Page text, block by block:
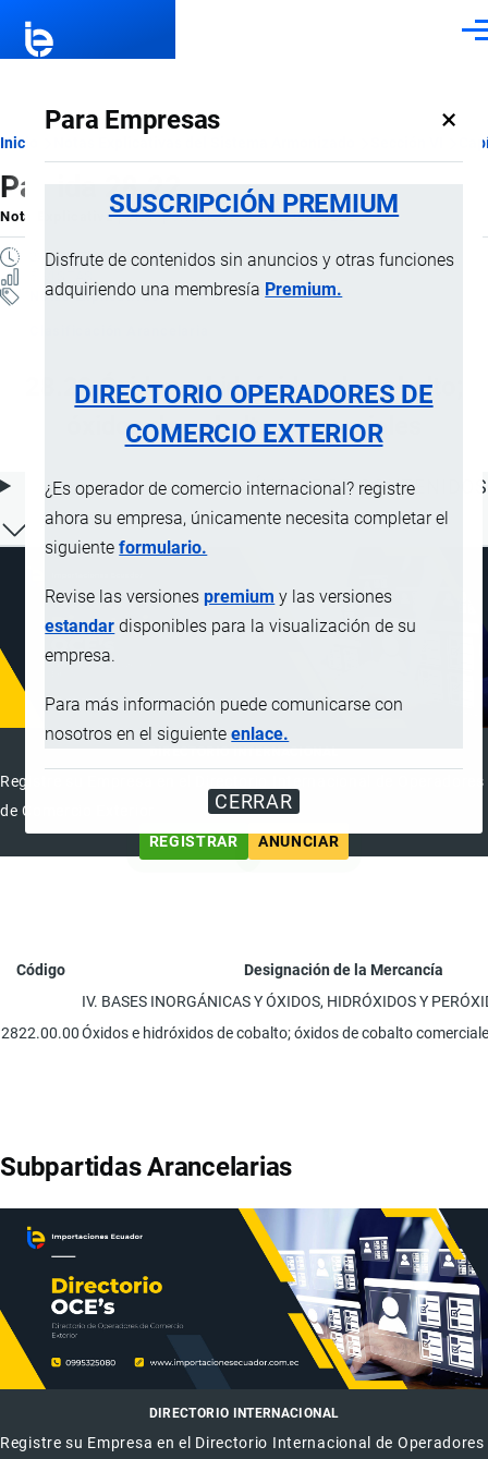
Para Empresas ×
SUSCRIPCIÓN PREMIUM
Disfrute de contenidos sin anuncios y otras funciones
adquiriendo una membresía Premium.
DIRECTORIO OPERADORES DE
COMERCIO EXTERIOR
¿Es operador de comercio internacional? registre
ahora su empresa, únicamente necesita completar el
siguienteformulario.
Revise las versionespremium y las versiones
estandar disponibles para la visualización de su
empresa.
Para más información puede comunicarse con
nosotros en el siguienteenlace.
CERRAR
Ruta
de
navegación
Inicio
Partida 28.22
Nota ExplicativaporImportaciones …, 18 Julio, 2024
2 MINUTOS
Notas Explicativas
28.22 Óxidos e hidróxidos de cobalto;
óxidos de cobalto comerciales
ÍNDICE DE CONTENIDOS
Registre su Empresa en el Directorio Internacional de Operadores
de Comercio Exterior
REGISTRAR
ANUNCIAR
Código
Designación de la Mercancía
IV. BASES INORGÁNICAS Y ÓXIDOS, HIDRÓXIDOS Y
2822.00.00Óxidos e hidróxidos de cobalto; óxidos de cobalto
Subpartidas Arancelarias
DIRECTORIO INTERNACIONAL
Registre su Empresa en el Directorio Internacional de Operadores